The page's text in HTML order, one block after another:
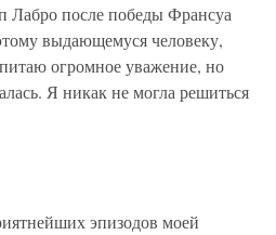
Лабро после победы Франсуа
выдающемуся человеку,
огромное уважение, но
Я никак не могла решиться
эпизодов моей